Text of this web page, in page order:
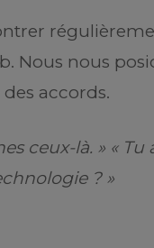
Nous nous
accords.
ceux-là. » «
? »